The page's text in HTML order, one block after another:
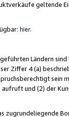
geltende
hier.
Ländern
Ziffer 4 (a)
sein
und (2) der
zugrundeliegende